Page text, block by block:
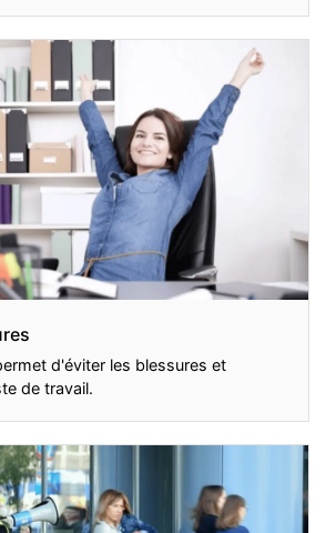
d'éviter les blessures et
de travail.